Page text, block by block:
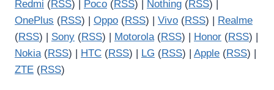
Redmi (RSS) | Poco (RSS) | Nothing (RSS) |
OnePlus (RSS) | Oppo (RSS) | Vivo (RSS) |
Realme
(RSS) | Sony (RSS) | Motorola(RSS) | Honor (RSS) |
Nokia(RSS) | HTC (RSS) | LG (RSS) | Apple (RSS) |
ZTE (RSS)